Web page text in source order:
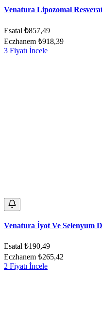
Venatura Lipozomal
Esatal ₺857,49
Eczhanem ₺918,39
3 Fiyatı İncele
Venatura İyot Ve Selenyum
Esatal ₺190,49
Eczhanem ₺265,42
2 Fiyatı İncele